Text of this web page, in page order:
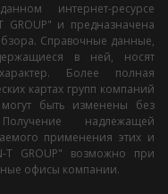
интернет-ресурсе
GROUP" и предназначена
Справочные данные,
в ней, носят
Более полная
картах групп компаний
быть изменены без
надлежащей
применения этих и
T GROUP" возможно при
офисы компании.